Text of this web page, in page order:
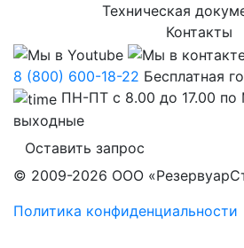
Техническая
Контакты
8 (800) 600-18-22 Бесплатная
ПН-ПТ с 8.00 до 17.00
выходные
Оставить запрос
© 2009-2026 ООО
Политика конфиденциальности